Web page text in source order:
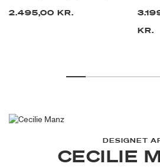
2.495,00 KR.
KR.
DESIGNET
CECILIE